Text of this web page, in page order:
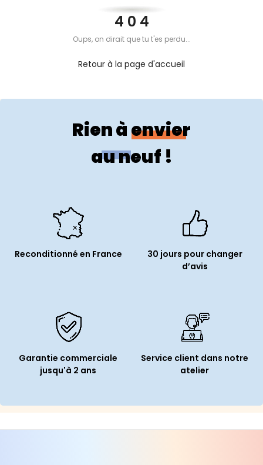
4 0 4
Oups, on dirait que tu t'es perdu...
Retour à la page d'accueil
Rien à envier
au neuf !
Reconditionné en France
30 jours pour changer
d’avis
Garantie commerciale
jusqu'à 2 ans
Service client dans notre
atelier